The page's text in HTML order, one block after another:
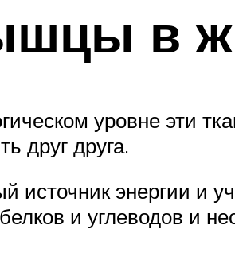
в
уровне эти
друг друга.
источник энергии и
и углеводов и